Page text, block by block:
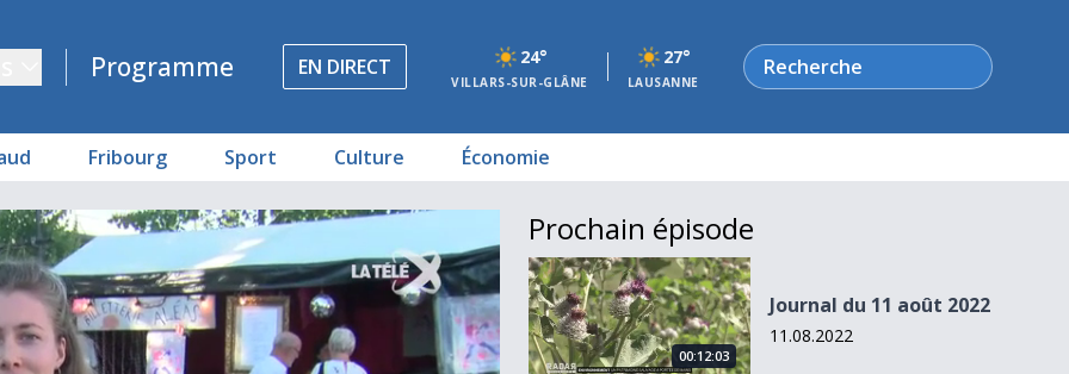
Programme EN DIRECT 24°
VILLARS-SUR-GLÂNE
27°
LAUSANNE
Rechercher
Fribourg Sport Culture Économie
Prochain épisode
Journal du 11 août 2022
00:12:03
Journal du 11 août 2022
11.08.2022